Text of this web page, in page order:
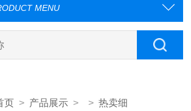
MENU
页 > 产品展示 > >热卖细